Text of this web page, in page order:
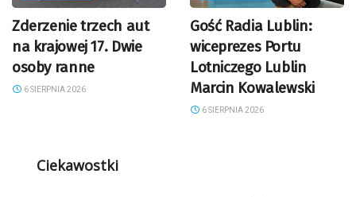
Zderzenie trzech aut
na krajowej 17. Dwie
osoby ranne
6 SIERPNIA 2026
Gość Radia Lublin:
wiceprezes Portu
Lotniczego Lublin
Marcin Kowalewski
6 SIERPNIA 2026
Ciekawostki